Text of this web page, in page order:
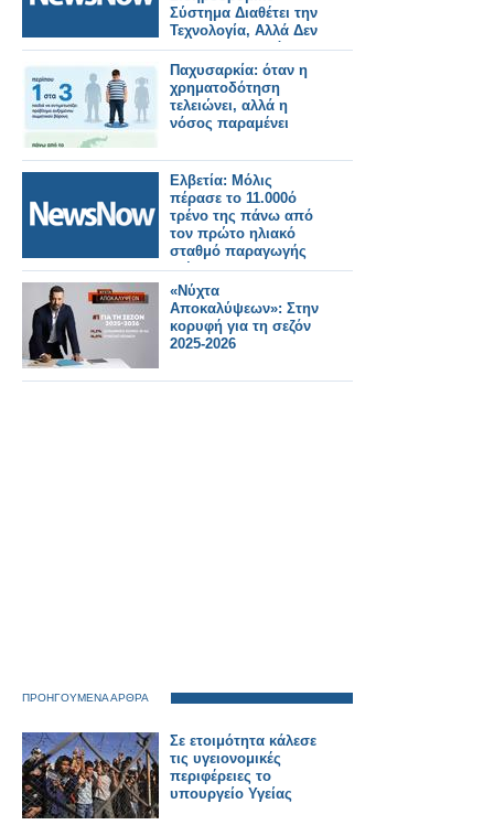
Σύστημα Διαθέτει την
Τεχνολογία, Αλλά Δεν
Έχει Χρηματοδότηση
Και Συντονισμό.
Παχυσαρκία: όταν η
χρηματοδότηση
τελειώνει, αλλά η
νόσος παραμένει
Ελβετία: Μόλις
πέρασε το 11.000ό
τρένο της πάνω από
τον πρώτο ηλιακό
σταθμό παραγωγής
ενέργειας στον
κόσμο.
«Νύχτα
Αποκαλύψεων»: Στην
κορυφή για τη σεζόν
2025-2026
ΠΡΟΗΓΟΥΜΕΝΑ ΑΡΘΡΑ
Σε ετοιμότητα κάλεσε
τις υγειονομικές
περιφέρειες το
υπουργείο Υγείας